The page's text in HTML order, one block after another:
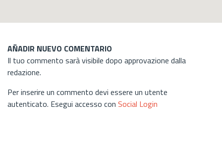
AÑADIR NUEVO COMENTARIO
Il tuo commento sarà visibile dopo approvazione dalla
redazione.
Per inserire un commento devi essere un utente
autenticato. Esegui accesso con Social Login